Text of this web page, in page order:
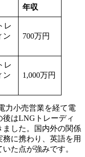
年収
レ
ン
700万円
レ
ン
1,000万円
力小売営業を経て電
はLNGトレーディ
ました。国内外の関係
に携わり、英語を用
た点が強みです。